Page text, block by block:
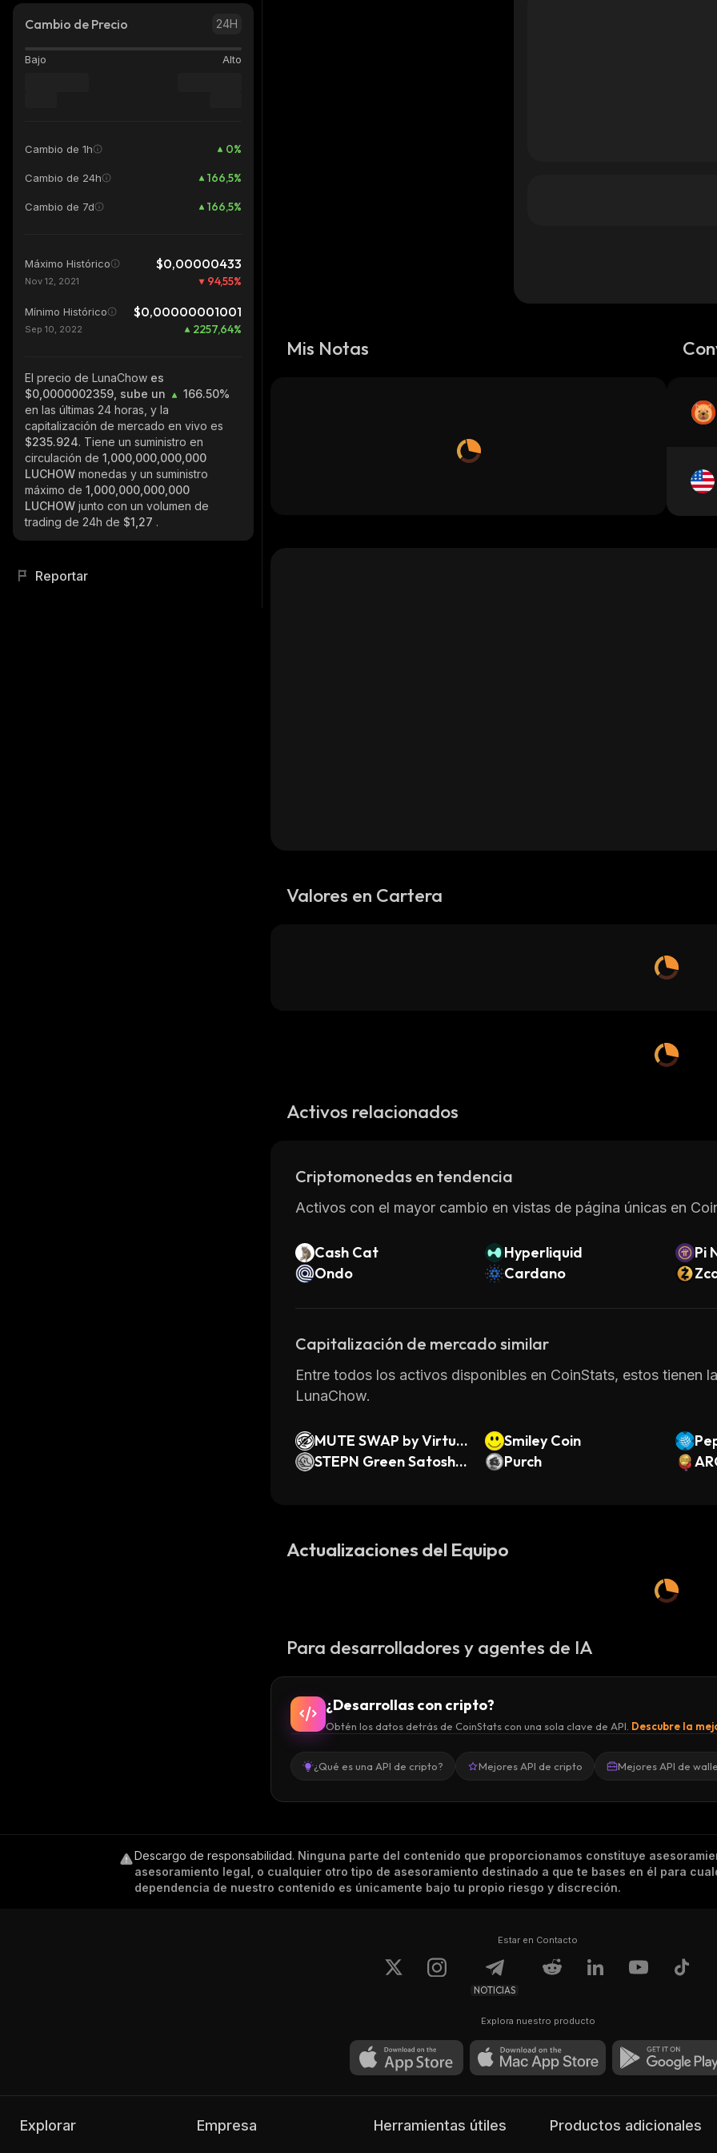
Cambio de Precio 24H
Bajo Alto
Cambio de 1h 0%
Cambio de 24h 166,5%
Cambio de 7d 166,5%
Máximo Histórico $0,00000433
Nov 12, 2021 94,55%
Mínimo Histórico $0,00000001001
Sep 10, 2022 2257,64%
El precio de LunaChow es
$0,0000002359, sube un
166.50%
en las últimas 24 horas, y la
capitalización de mercado en vivo es
$235.924. Tiene un suministro en
circulación de 1,000,000,000,000
LUCHOW monedas y un suministro
máximo de 1,000,000,000,000
LUCHOW junto con un volumen de
trading de 24h de $1,27 .
Reportar
Mis Notas
Valores en Cartera
Activos relacionados
Criptomonedas en tendencia
Activos con el mayor cambio en vistas de página únicas en
Cash Cat Hyperliquid Pi
Ondo
Cardano
Capitalización de mercado similar
Entre todos los activos disponibles en CoinStats, estos tienen
LunaChow.
MUTE SWAP by Virtua
ls
Smiley Coin
STEPN Green Satoshi
Purch
Actualizaciones del Equipo
Para desarrolladores y agentes de IA
¿Desarrollas con cripto?
Obtén los datos detrás de CoinStats con una sola clave de API. Descubre la
¿Qué es una API de cripto? Mejores API de cripto Mejores API de
Descargo de responsabilidad. Ninguna parte del contenido que proporcionamos constituye
asesoramiento legal, o cualquier otro tipo de asesoramiento destinado a que te bases en él para
dependencia de nuestro contenido es únicamente bajo tu propio riesgo y discreción.
Estar en Contacto
NOTICIAS
Explora nuestro producto
Explorar Empresa Herramientas útiles Productos adicionales